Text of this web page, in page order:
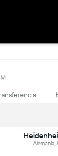
Alemania,